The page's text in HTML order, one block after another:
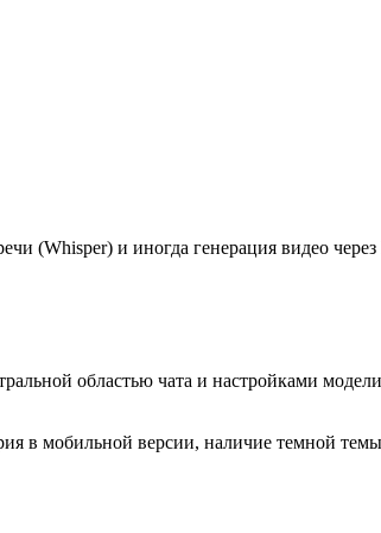
(Whisper) и иногда генерация видео
областью чата и настройками
в мобильной версии, наличие темной